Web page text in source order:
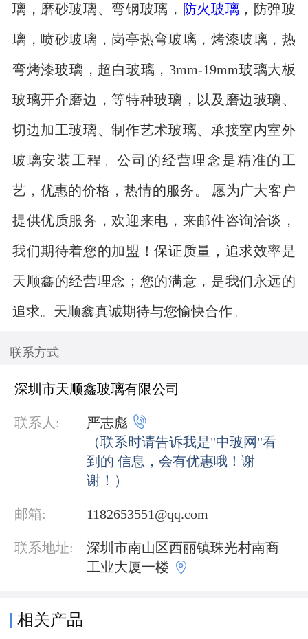
璃，磨砂玻璃、弯钢玻璃， 防火玻璃 ，防弹玻
璃，喷砂玻璃，岗亭热弯玻璃，烤漆玻璃，热
弯烤漆玻璃，超白玻璃，3mm-19mm玻璃大板
玻璃开介磨边，等特种玻璃，以及磨边玻璃、
切边加工玻璃、制作艺术玻璃、承接室内室外
玻璃安装工程。公司的经营理念是精准的工
艺，优惠的价格，热情的服务。 愿为广大客户
提供优质服务，欢迎来电，来邮件咨询洽谈，
我们期待着您的加盟！保证质量，追求效率是
天顺鑫的经营理念；您的满意，是我们永远的
追求。天顺鑫真诚期待与您愉快合作。
联系方式
深圳市天顺鑫玻璃有限公司
联系人: 严志彪 
（联系时请告诉我是"中玻网"看
到的 信息，会有优惠哦！谢
谢！）
邮箱: 1182653551@qq.com
联系地址:
深圳市南山区西丽镇珠光村南商
工业大厦一楼 
相关产品